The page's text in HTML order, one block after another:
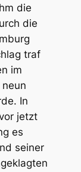
die
die
traf
im
In
jetzt
es
seiner